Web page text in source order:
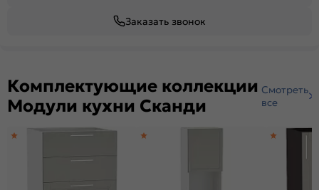
Заказать звонок
Комплектующие коллекции
Модули кухни Сканди
Смотреть
все